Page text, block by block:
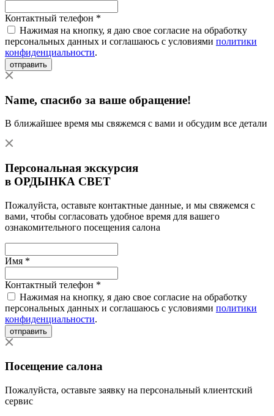
Контактный телефон *
Нажимая на кнопку, я даю свое согласие на обработку
персональных данных и соглашаюсь с условиями политики
конфиденциальности.
отправить
Name, спасибо за ваше обращение!
В ближайшее время мы свяжемся с вами и обсудим все детали
Персональная экскурсия
в ОРДЫНКА СВЕТ
Пожалуйста, оставьте контактные данные, и мы свяжемся с
вами, чтобы согласовать удобное время для вашего
ознакомительного посещения салона
Имя *
Контактный телефон *
Нажимая на кнопку, я даю свое согласие на обработку
персональных данных и соглашаюсь с условиями политики
конфиденциальности.
отправить
Посещение салона
Пожалуйста, оставьте заявку на персональный клиентский
сервис